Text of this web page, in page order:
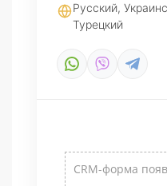
Русский,
Турецкий